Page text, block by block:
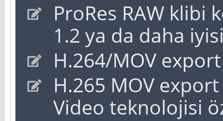
ProRes RAW klibi
1.2 ya da daha
H.264/MOV
H.265 MOV
Video teknolojisi